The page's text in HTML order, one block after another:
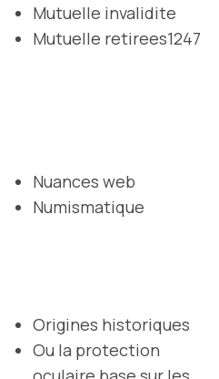
Mutuelle invalidite
Mutuelle retirees1247
Nuances web
Numismatique
Origines historiques
Ou la protection